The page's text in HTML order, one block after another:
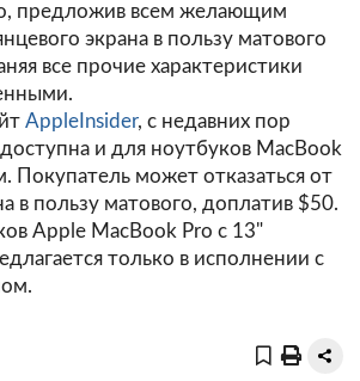
предложив всем желающим
экрана в пользу матового
все прочие характеристики
AppleInsider, с недавних пор
и для ноутбуков MacBook
Покупатель может отказаться от
в пользу матового, доплатив $50.
Apple MacBook Pro с 13"
только в исполнении с